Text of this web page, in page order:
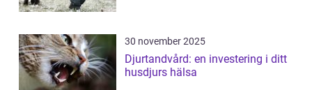
30 november 2025
Djurtandvård: en investering i ditt
husdjurs hälsa